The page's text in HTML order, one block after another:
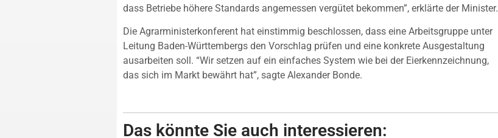
dass Betriebe höhere Standards angemessen vergütet bekommen”, erklärte der Minister.
Die Agrarministerkonferent hat einstimmig beschlossen, dass eine Arbeitsgruppe unter
Leitung Baden-Württembergs den Vorschlag prüfen und eine konkrete Ausgestaltung
ausarbeiten soll. “Wir setzen auf ein einfaches System wie bei der Eierkennzeichnung,
das sich im Markt bewährt hat”, sagte Alexander Bonde.
Das könnte Sie auch interessieren: